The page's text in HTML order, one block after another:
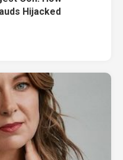
Hijacked